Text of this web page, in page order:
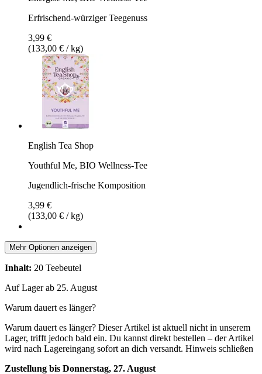
Erfrischend-würziger Teegenuss
3,99 €
(133,00 € / kg)
English Tea Shop
Youthful Me, BIO Wellness-Tee
Jugendlich-frische Komposition
3,99 €
(133,00 € / kg)
Mehr Optionen anzeigen
Inhalt: 20 Teebeutel
Auf Lager ab 25. August
Warum dauert es länger?
Warum dauert es länger? Dieser Artikel ist aktuell nicht in unserem
Lager, trifft jedoch bald ein. Du kannst direkt bestellen – der Artikel
wird nach Lagereingang sofort an dich versandt. Hinweis schließen
Zustellung bis Donnerstag, 27. August